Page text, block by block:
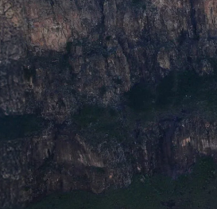
תנאי